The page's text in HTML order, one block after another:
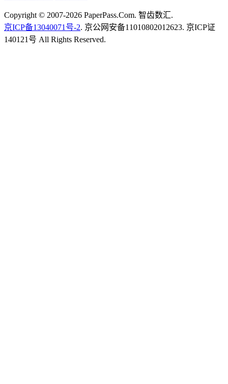
Copyright © 2007-2026 PaperPass.Com. 智齿数汇.
京ICP备13040071号-2. 京公网安备11010802012623. 京ICP证
140121号 All Rights Reserved.